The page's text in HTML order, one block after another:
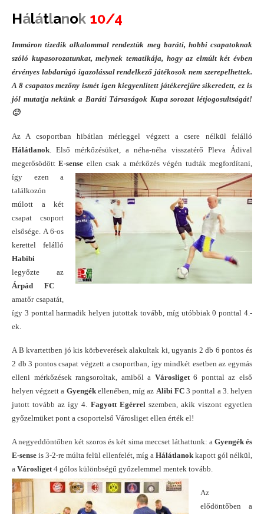
Hálátlanok 10/4
Immáron tizedik alkalommal rendeztük meg baráti, hobbi csapatoknak
szóló kupasorozatunkat, melynek tematikája, hogy az elmúlt két évben
érvényes labdarúgó igazolással rendelkező játékosok nem szerepelhettek.
A 8 csapatos mezőny ismét igen kiegyenlített játékerejűre sikeredett, ez is
jól mutatja nekünk a Baráti Társaságok Kupa sorozat létjogosultságát!
🙂
Az A csoportban hibátlan mérleggel végzett a csere nélkül felálló
Hálátlanok . Első mérkőzésüket, a néha-néha visszatérő Pleva Ádival
megerősödöttE-sense ellen csak a mérkőzés végén tudták megfordítani,
így ezen a
találkozón
múlott a két
csapat csoport
elsősége. A 6-os
kerettel felálló
Habibi
legyőzte az
Árpád FC
amatőr csapatát,
így 3 ponttal harmadik helyen jutottak tovább, míg utóbbiak 0 ponttal 4.-
ek.
A B kvartettben jó kis körbeverések alakultak ki, ugyanis 2 db 6 pontos és
2 db 3 pontos csapat végzett a csoportban, így mindkét esetben az egymás
elleni mérkőzések rangsoroltak, amiből a Városliget6 ponttal az első
helyen végzett a Gyengékellenében, míg az Alibi FC3 ponttal a 3. helyen
jutott tovább az így 4. Fagyott Egérrel szemben, akik viszont egyetlen
győzelmüket pont a csoportelső Városliget ellen érték el!
A negyeddöntőben két szoros és két sima meccset láthattunk: a Gyengék és
E-sense is 3-2-re múlta felül ellenfelét, míg a Hálátlanok kapott gól nélkül,
a Városliget 4 gólos különbségű győzelemmel mentek tovább.
Az
elődöntőben a